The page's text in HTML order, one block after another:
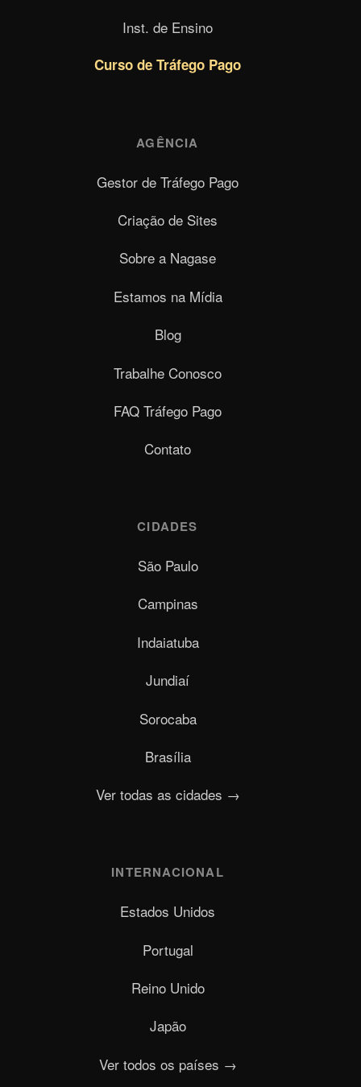
Inst. de Ensino
Curso de Tráfego Pago
AGÊNCIA
Gestor de Tráfego Pago
Criação de Sites
Sobre a Nagase
Estamos na Mídia
Blog
Trabalhe Conosco
FAQ Tráfego Pago
Contato
CIDADES
São Paulo
Campinas
Indaiatuba
Jundiaí
Sorocaba
Brasília
Ver todas as cidades →
INTERNACIONAL
Estados Unidos
Portugal
Reino Unido
Japão
Ver todos os países →